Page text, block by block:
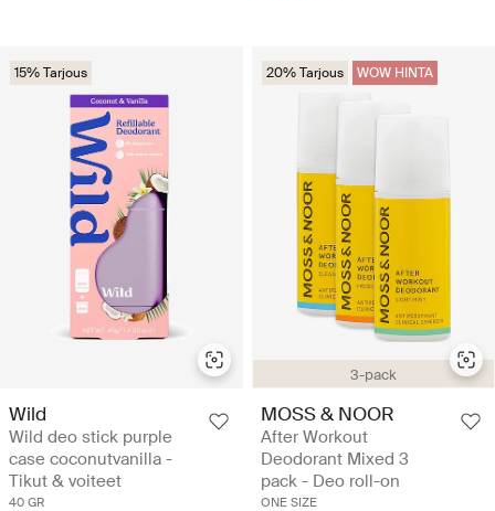
15% Tarjous
Wild
Wild deo stick purple
case coconutvanilla -
Tikut & voiteet
40 GR
3-pack
20% Tarjous WOW HINTA
MOSS & NOOR
After Workout
Deodorant Mixed 3
pack - Deo roll-on
ONE SIZE